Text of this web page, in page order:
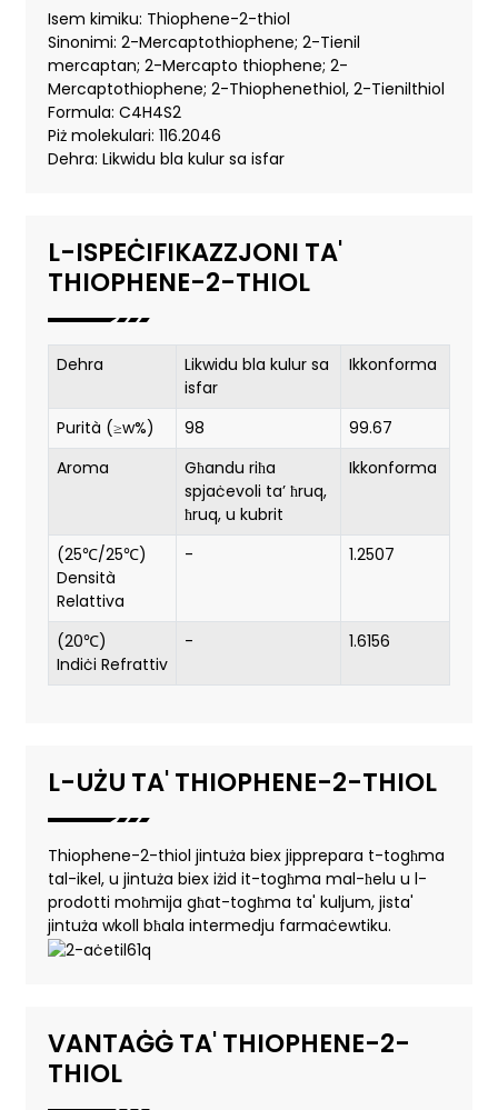
Isem kimiku: Thiophene-2-thiol
Sinonimi: 2-Mercaptothiophene; 2-Tienil
mercaptan; 2-Mercapto thiophene; 2-
Mercaptothiophene; 2-Thiophenethiol, 2-Tienilthiol
Formula: C4H4S2
Piż molekulari: 116.2046
Dehra: Likwidu bla kulur sa isfar
L-ISPEĊIFIKAZZJONI TA'
THIOPHENE-2-THIOL
Dehra
Likwidu bla kulur sa
isfar
Ikkonforma
Purità (≥w%) 98
99.67
Aroma
Għandu riħa
spjaċevoli ta’ ħruq,
ħruq, u kubrit
Ikkonforma
(25℃/25℃)
Densità
Relattiva
- 1.2507
(20℃)
Indiċi Refrattiv
- 1.6156
L-UŻU TA' THIOPHENE-2-THIOL
Thiophene-2-thiol jintuża biex jipprepara t-togħma
tal-ikel, u jintuża biex iżid it-togħma mal-ħelu u l-
prodotti moħmija għat-togħma ta' kuljum, jista'
jintuża wkoll bħala intermedju farmaċewtiku.
VANTAĠĠ TA' THIOPHENE-2-
THIOL